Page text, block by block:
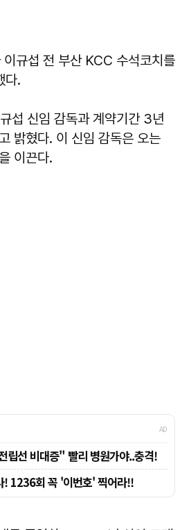
규섭 전 부산 KCC 수석코치를
다.
섭 신임 감독과 계약기간 3년
밝혔다. 이 신임 감독은 오는
이끈다.